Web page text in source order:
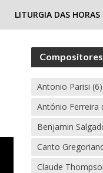
LITURGIA DAS HORAS
Compositores
Antonio Parisi (6)
António Ferreira
Benjamin
Canto
Claude